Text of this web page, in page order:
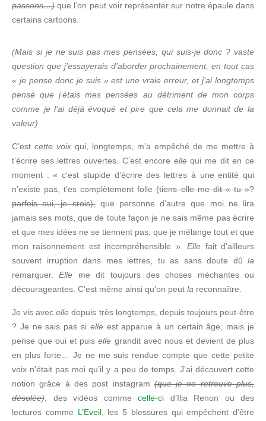
passons…) que l’on peut voir représenter sur notre épaule dans
certains cartoons.
(Mais si je ne suis pas mes pensées, qui suis-je donc ? vaste
question que j’essayerais d’aborder prochainement, en tout cas
« je pense donc je suis » est une vraie erreur, et j’ai longtemps
pensé que j’étais mes pensées au détriment de mon corps
comme je l’ai déjà évoqué et pire que cela me donnait de la
valeur)
C’est cette voix qui, longtemps, m’a empêché de me mettre à
t’écrire ses lettres ouvertes. C’est encore ellequi me dit en ce
moment : « c’est stupide d’écrire des lettres à une entité qui
n’existe pas, t’es complètement folle(tiens elle me dit « tu »?
parfois oui, je crois),que personne d’autre que moi ne lira
jamais ses mots, que de toute façon je ne sais même pas écrire
et que mes idées ne se tiennent pas, que je mélange tout et que
mon raisonnement est incompréhensible ».Elle fait d’ailleurs
souvent irruption dans mes lettres, tu as sans doute dû la
remarquer.Elle me dit toujours des choses méchantes ou
décourageantes. C’est même ainsi qu’on peut la reconnaître.
Je vis avecelle depuis très longtemps, depuis toujours peut-être
? Je ne sais pas si elleest apparue à un certain âge, mais je
pense que oui et puiselle grandit avec nous et devient de plus
en plus forte… Je ne me suis rendue compte que cette petite
voix n’était pas moi qu’il y a peu de temps. J’ai découvert cette
notion grâce à des post instagram(que je ne retrouve plus,
désolée) , des vidéos comme celle-ci d’Ilia Renon ou des
lectures comme L’Eveil, les 5 blessures qui empêchent d’être